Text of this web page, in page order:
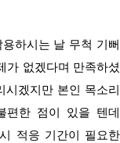
하시는 날 무척 기뻐
가 없겠다며 만족하셨
겠지만 본인 목소리
편한 점이 있을 텐데
적응 기간이 필요한